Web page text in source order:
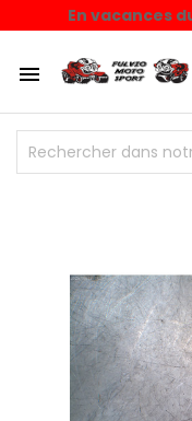
En vacances
